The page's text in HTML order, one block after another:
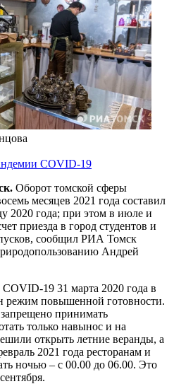
COVID-19
Оборот томской сферы
месяцев 2021 года составил
2020 года; при этом в июле и
приезда в город студентов и
сообщил РИА Томск
Андрей
19 31 марта 2020 года в
режим повышенной готовности.
принимать
только навынос и на
открыть летние веранды, а
2021 года ресторанам и
ночью – с 00.00 до 06.00. Это